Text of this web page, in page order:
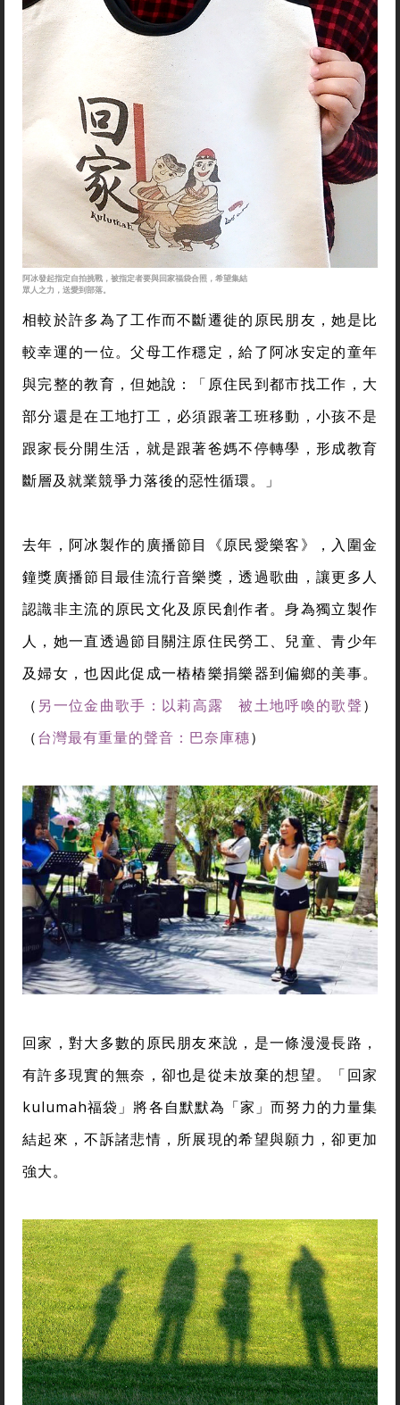
阿冰發起指定自拍挑戰，被指定者要與回家福袋合照，希望集結
眾人之力，送愛到部落。
相較於許多為了工作而不斷遷徙的原民朋友，她是比
較幸運的一位。父母工作穩定，給了阿冰安定的童年
與完整的教育，但她說：「原住民到都市找工作，大
部分還是在工地打工，必須跟著工班移動，小孩不是
跟家長分開生活，就是跟著爸媽不停轉學，形成教育
斷層及就業競爭力落後的惡性循環。」
去年，阿冰製作的廣播節目《原民愛樂客》，入圍金
鐘獎廣播節目最佳流行音樂獎，透過歌曲，讓更多人
認識非主流的原民文化及原民創作者。身為獨立製作
人，她一直透過節目關注原住民勞工、兒童、青少年
及婦女，也因此促成一樁樁樂捐樂器到偏鄉的美事。
（ 另一位金曲歌手：以莉高露 被土地呼喚的歌聲）
（台灣最有重量的聲音：巴奈庫穗）
回家，對大多數的原民朋友來說，是一條漫漫長路，
有許多現實的無奈，卻也是從未放棄的想望。「回家
kulumah福袋」將各自默默為「家」而努力的力量集
結起來，不訴諸悲情，所展現的希望與願力，卻更加
強大。